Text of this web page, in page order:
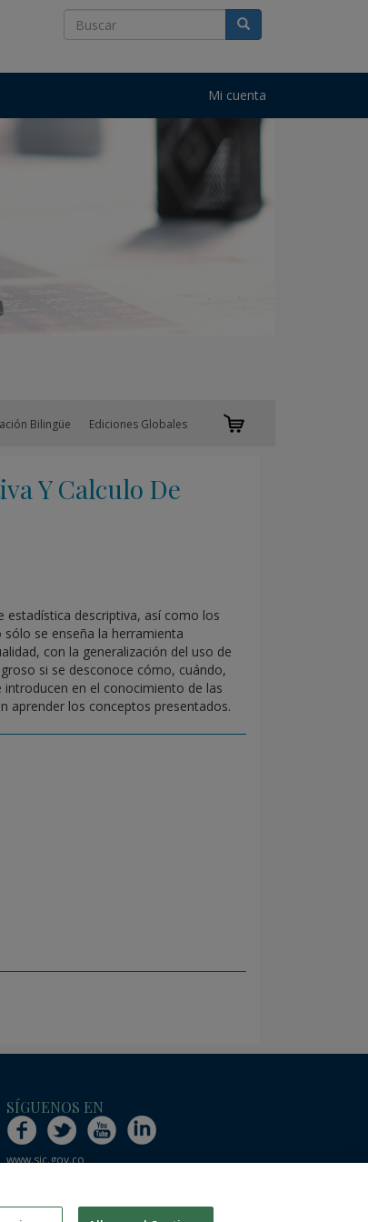
Mi cuenta
Bilingüe Ediciones Globales
Y Calculo De
descriptiva, así como los
se enseña la herramienta
con la generalización del uso de
si se desconoce cómo, cuándo,
en el conocimiento de las
aprender los conceptos presentados.
SÍGUENOS EN
www.sic.gov.co